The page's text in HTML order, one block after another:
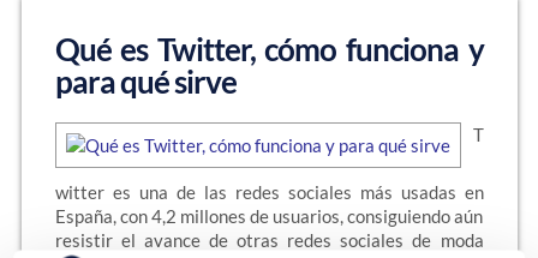
Qué es Twitter, cómo funciona y
para qué sirve
T
witter es una de las redes sociales más usadas en
España, con 4,2 millones de usuarios, consiguiendo aún
resistir el avance de otras redes sociales de moda